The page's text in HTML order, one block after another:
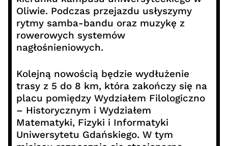
Oliwie. Podczas przejazdu usłyszymy
rytmy samba-bandu oraz muzykę z
rowerowych systemów
nagłośnieniowych.
Kolejną nowością będzie wydłużenie
trasy z 5 do 8 km, która zakończy się na
placu pomiędzy Wydziałem Filologiczno
– Historycznym i Wydziałem
Matematyki, Fizyki i Informatyki
Uniwersytetu Gdańskiego. W tym